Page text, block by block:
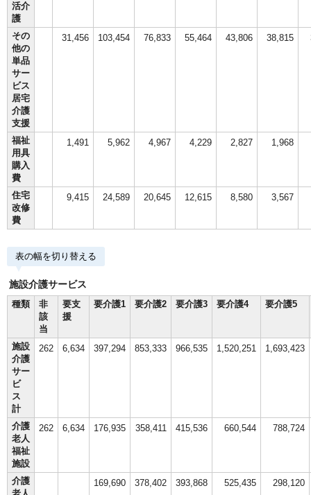
活介
護
その
他の
単品
サー
ビス
居宅
介護
支援
31,456 103,454 76,833 55,464 43,806 38,815
福祉
用具
購入
費
1,491 5,962 4,967 4,229 2,827 1,968
住宅
改修
費
9,415 24,589 20,645 12,615 8,580 3,567
表の幅を切り替える
施設介護サービス
種類
非
該
当
要支
援
要介護1 要介護2 要介護3 要介護4 要介護5
施設
介護
サー
ビ
ス
計
262 6,634 397,294 853,333 966,535 1,520,251 1,693,423
介護
老人
福祉
施設
262 6,634 176,935 358,411 415,536 660,544 788,724
介護
169,690 378,402 393,868 525,435 298,120